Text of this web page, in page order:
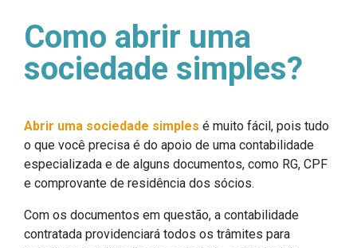
Como abrir uma
sociedade simples?
Abrir uma sociedade simples é muito fácil, pois tudo
o que você precisa é do apoio de uma contabilidade
especializada e de alguns documentos, como RG, CPF
e comprovante de residência dos sócios.
Com os documentos em questão, a contabilidade
contratada providenciará todos os trâmites para